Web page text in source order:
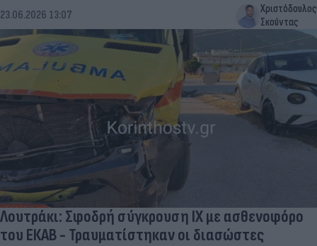
23.06.2026 13:07
Χριστόδουλος
Σκούντας
Λουτράκι: Σφοδρή σύγκρουση ΙΧ με ασθενοφόρο
του ΕΚΑΒ - Τραυματίστηκαν οι διασώστες